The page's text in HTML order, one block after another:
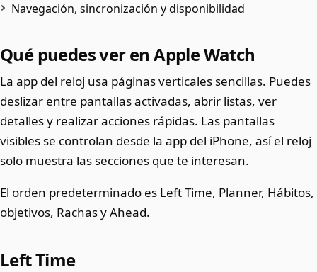
Navegación, sincronización y disponibilidad
Qué puedes ver en Apple Watch
La app del reloj usa páginas verticales sencillas. Puedes
deslizar entre pantallas activadas, abrir listas, ver
detalles y realizar acciones rápidas. Las pantallas
visibles se controlan desde la app del iPhone, así el reloj
solo muestra las secciones que te interesan.
El orden predeterminado es Left Time, Planner, Hábitos,
objetivos, Rachas y Ahead.
Left Time